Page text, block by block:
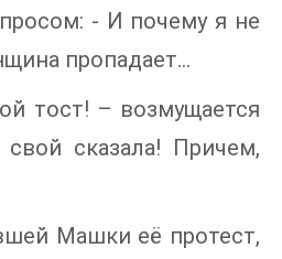
- И почему я не
пропадает…
тост! – возмущается
сказала! Причем,
Машки её протест,